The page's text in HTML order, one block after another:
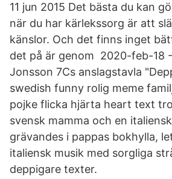
11 jun 2015 Det bästa du kan
när du har kärlekssorg är att
känslor. Och det finns inget
det på är genom 2020-feb-18
Jonsson 7Cs anslagstavla
swedish funny rolig meme
pojke flicka hjärta heart text
svensk mamma och en
grävandes i pappas bokhylla,
italiensk musik med sorgliga
deppigare texter.